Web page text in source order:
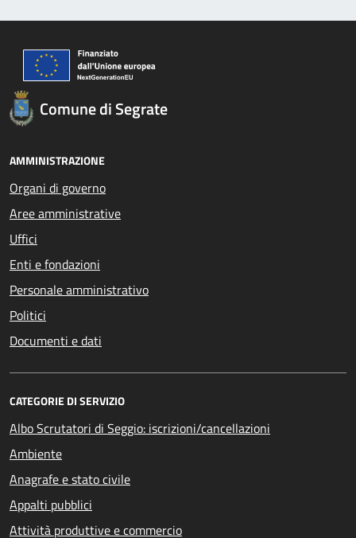
Comune di Segrate
AMMINISTRAZIONE
Organi di governo
Aree amministrative
Uffici
Enti e fondazioni
Personale amministrativo
Politici
Documenti e dati
CATEGORIE DI SERVIZIO
Albo Scrutatori di Seggio: iscrizioni/cancellazioni
Ambiente
Anagrafe e stato civile
Appalti pubblici
Attività produttive e commercio